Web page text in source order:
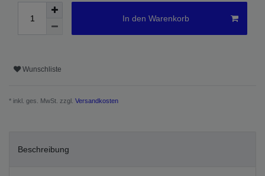
In den Warenkorb
Wunschliste
* inkl. ges. MwSt. zzgl. Versandkosten
Beschreibung